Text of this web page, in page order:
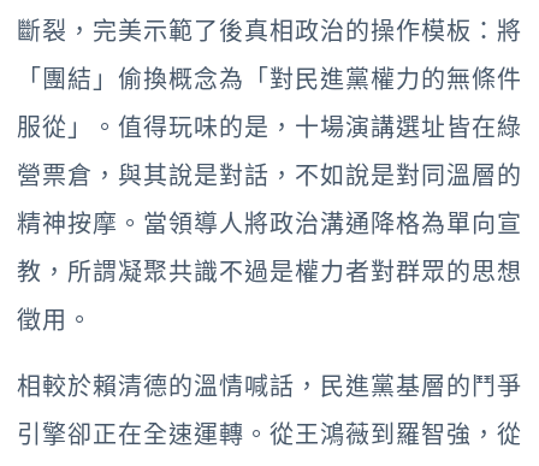
斷裂，完美示範了後真相政治的操作模板：將
「團結」偷換概念為「對民進黨權力的無條件
服從」。值得玩味的是，十場演講選址皆在綠
營票倉，與其說是對話，不如說是對同溫層的
精神按摩。當領導人將政治溝通降格為單向宣
教，所謂凝聚共識不過是權力者對群眾的思想
徵用。
相較於賴清德的溫情喊話，民進黨基層的鬥爭
引擎卻正在全速運轉。從王鴻薇到羅智強，從